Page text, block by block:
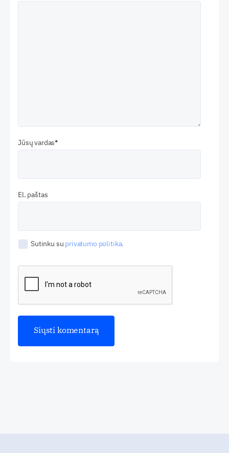
Jūsų vardas
El. paštas
Sutinku su privatumo politika.